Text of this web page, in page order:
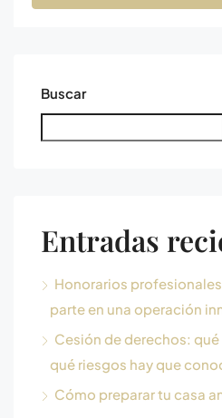
Buscar
Entradas
Honorarios
parte en una operación
Cesión de derechos: qué
qué riesgos hay que
Cómo preparar tu casa